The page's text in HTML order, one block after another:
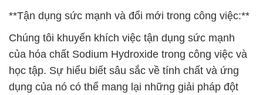
**Tận dụng sức mạnh và đổi mới trong công việc:**
Chúng tôi khuyến khích việc tận dụng sức mạnh
của hóa chất Sodium Hydroxide trong công việc và
học tập. Sự hiểu biết sâu sắc về tính chất và ứng
dụng của nó có thể mang lại những giải pháp đột